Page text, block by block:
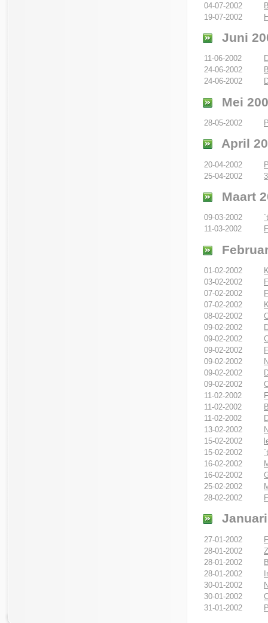
04-07-2002
19-07-2002
Juni
11-06-2002
24-06-2002
24-06-2002
Mei
28-05-2002
April
20-04-2002
25-04-2002
Maart
09-03-2002
11-03-2002
01-02-2002
03-02-2002
07-02-2002
07-02-2002
08-02-2002
09-02-2002
09-02-2002
09-02-2002
09-02-2002
09-02-2002
09-02-2002
11-02-2002
11-02-2002
11-02-2002
13-02-2002
15-02-2002
15-02-2002
16-02-2002
16-02-2002
25-02-2002
28-02-2002
27-01-2002
28-01-2002
28-01-2002
28-01-2002
30-01-2002
30-01-2002
31-01-2002